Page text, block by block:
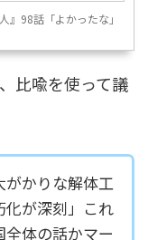
』98話「よかったな」
比喩を使って議
がかりな解体工
化が深刻」これ
全体の話かマー